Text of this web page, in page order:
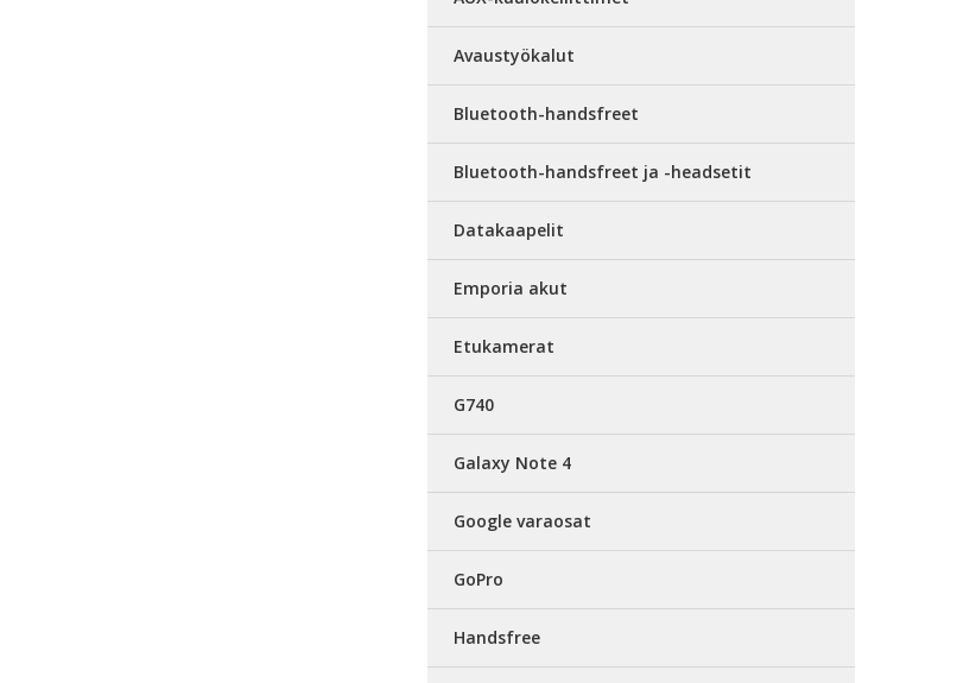
Avaustyökalut
Bluetooth-handsfreet
Bluetooth-handsfreet ja -headsetit
Datakaapelit
Emporia akut
Etukamerat
G740
Galaxy Note 4
Google varaosat
GoPro
Handsfree